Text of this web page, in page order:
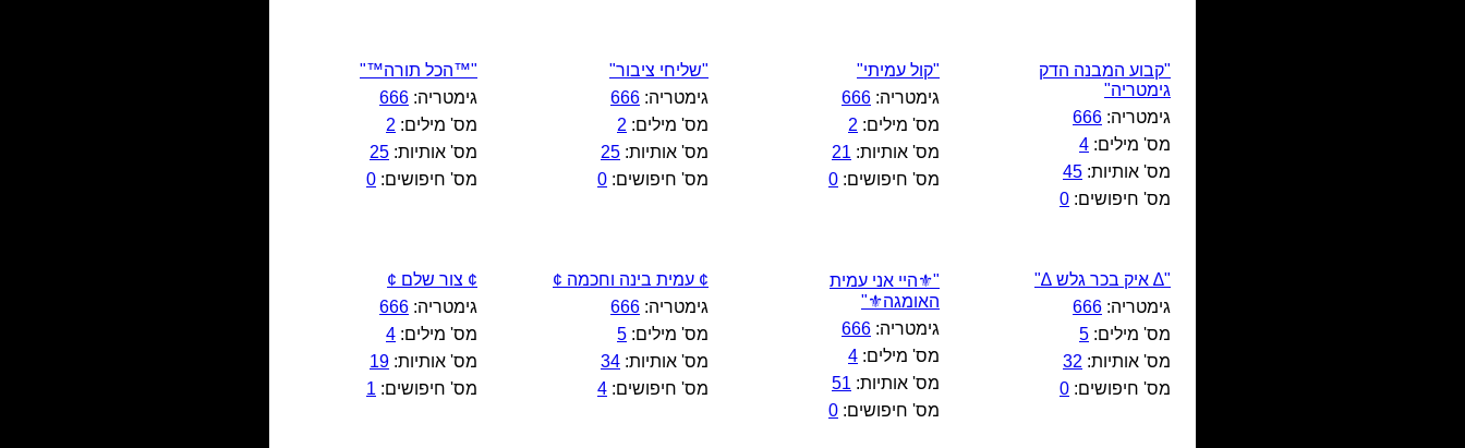
"קבוע המבנה הדק
גימטריה"
גימטריה: 666
מס' מילים: 4
מס' אותיות: 45
מס' חיפושים: 0
"קול עמיתי"
גימטריה: 666
מס' מילים: 2
מס' אותיות: 21
מס' חיפושים: 0
"שליחי ציבור"
גימטריה: 666
מס' מילים: 2
מס' אותיות: 25
מס' חיפושים: 0
"™הכל תורה™"
גימטריה: 666
מס' מילים: 2
מס' אותיות: 25
מס' חיפושים: 0
"∆ איק בכר גלש ∆"
גימטריה: 666
מס' מילים: 5
מס' אותיות: 32
מס' חיפושים: 0
"⚜️היי אני עמית
האומגה⚜️"
גימטריה: 666
מס' מילים: 4
מס' אותיות: 51
מס' חיפושים: 0
¢ עמית בינה וחכמה ¢
גימטריה: 666
מס' מילים: 5
מס' אותיות: 34
מס' חיפושים: 4
¢ צור שלם ¢
גימטריה: 666
מס' מילים: 4
מס' אותיות: 19
מס' חיפושים: 1